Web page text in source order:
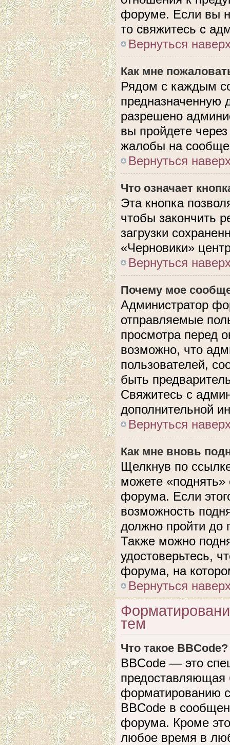
форуме. Если вы
то свяжитесь с
Вернуться
Как мне
Рядом с каждым
предназначенную
разрешено
вы пройдете
жалобы на
Вернуться
Что означает
Эта кнопка
чтобы закончить
загрузки
«Черновики»
Вернуться
Почему мое
Администратор
отправляемые
просмотра перед
возможно, что
пользователей,
быть
Свяжитесь с
дополнительной
Вернуться
Как мне вновь
Щелкнув по
можете
форума. Если
возможность
должно пройти до
Также можно
удостоверьтесь,
форума, на
Вернуться
тем
Что такое BBCode?
BBCode — это
предоставляющая
форматированию
BBCode в
форума. Кроме
любое время в